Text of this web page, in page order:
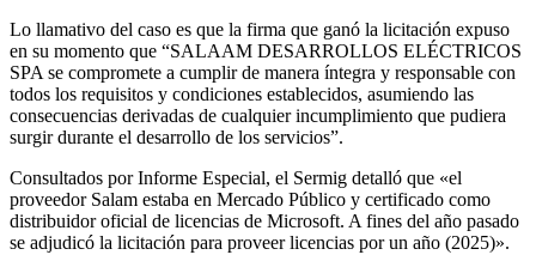
Lo llamativo del caso es que la firma que ganó la licitación expuso
en su momento que “SALAAM DESARROLLOS ELÉCTRICOS
SPA se compromete a cumplir de manera íntegra y responsable con
todos los requisitos y condiciones establecidos, asumiendo las
consecuencias derivadas de cualquier incumplimiento que pudiera
surgir durante el desarrollo de los servicios”.
Consultados por Informe Especial, el Sermig detalló que «el
proveedor Salam estaba en Mercado Público y certificado como
distribuidor oficial de licencias de Microsoft. A fines del año pasado
se adjudicó la licitación para proveer licencias por un año (2025)».